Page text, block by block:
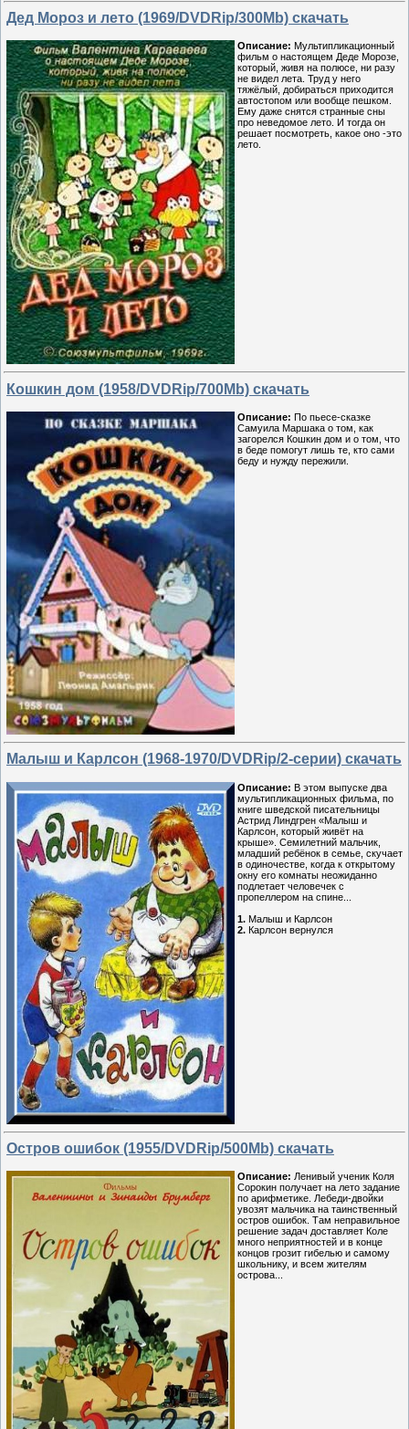
Дед Мороз и лето (1969/DVDRip/300Мb) скачать
Описание: Мультипликационный
фильм о настоящем Деде Морозе,
который, живя на полюсе, ни разу
не видел лета. Труд у него
тяжёлый, добираться приходится
автостопом или вообще пешком.
Ему даже снятся странные сны
про неведомое лето. И тогда он
решает посмотреть, какое оно -это
лето.
Кошкин дом (1958/DVDRip/700Mb) скачать
Описание: По пьесе-сказке
Самуила Маршака о том, как
загорелся Кошкин дом и о том, что
в беде помогут лишь те, кто сами
беду и нужду пережили.
Малыш и Карлсон (1968-1970/DVDRip/2-серии) скачать
Описание: В этом выпуске два
мультипликационных фильма, по
книге шведской писательницы
Астрид Линдгрен «Малыш и
Карлсон, который живёт на
крыше». Семилетний мальчик,
младший ребёнок в семье, скучает
в одиночестве, когда к открытому
окну его комнаты неожиданно
подлетает человечек с
пропеллером на спине...
1. Малыш и Карлсон
2. Карлсон вернулся
Остров ошибок (1955/DVDRip/500Mb) скачать
Описание: Ленивый ученик Коля
Сорокин получает на лето задание
по арифметике. Лебеди-двойки
увозят мальчика на таинственный
остров ошибок. Там неправильное
решение задач доставляет Коле
много неприятностей и в конце
концов грозит гибелью и самому
школьнику, и всем жителям
острова...